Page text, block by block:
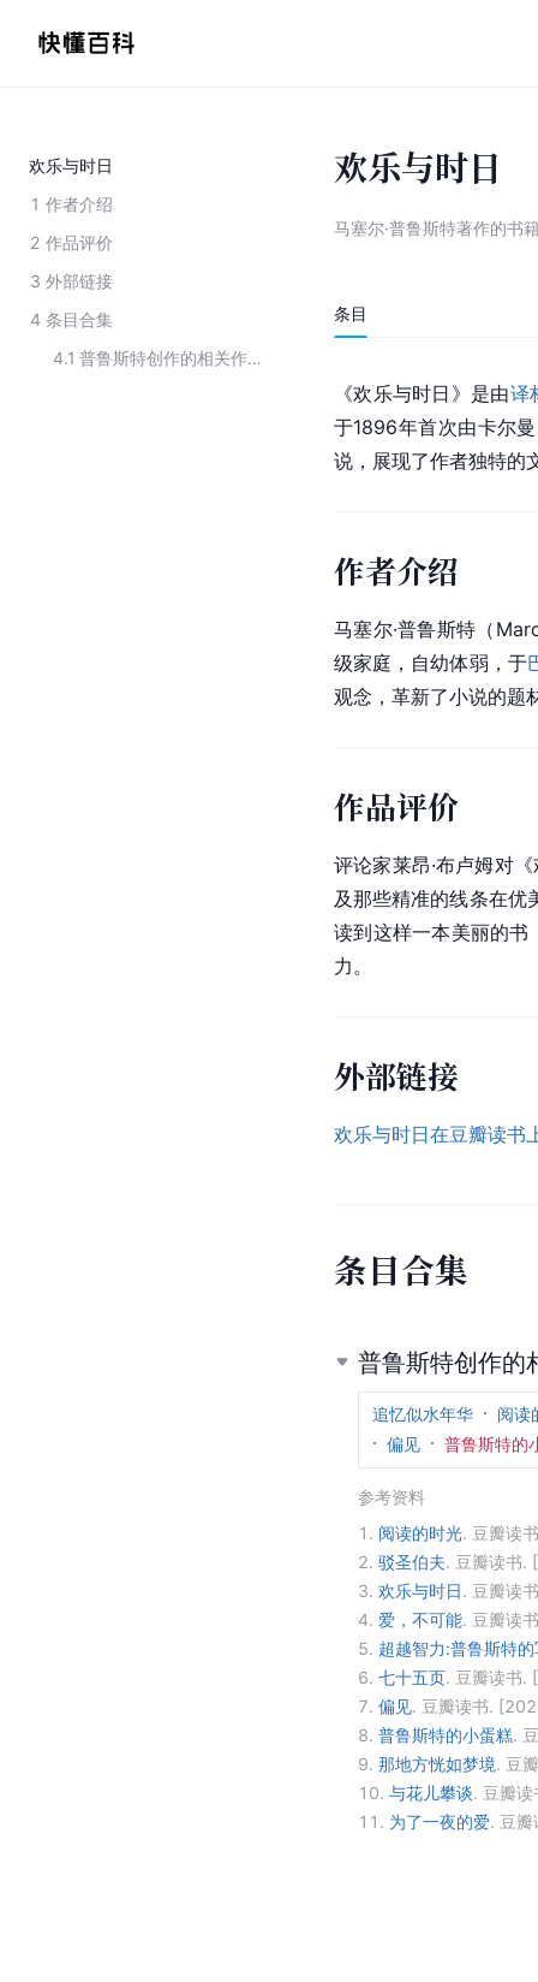
欢乐与时日
1 作者介绍
2 作品评价
3 外部链接
4 条目合集
4.1
普鲁斯特创作的相关作品
欢乐与时日
马塞尔·普鲁斯特著作的书
条目
《欢乐与时日》是由译
于1896年首次由卡尔
说，展现了作者独特的
作者介绍
马塞尔·普鲁斯特（
级家庭，自幼体弱，于
观念，革新了小说的题
作品评价
评论家莱昂·布卢姆对
及那些精准的线条在优
读到这样一本美丽的书
力。
外部链接
欢乐与时日在豆瓣读书
条目合集
普鲁斯特创作的
追忆似水年华
阅读
偏见
普鲁斯特的
参考资料
1. 阅读的时光. 豆瓣读
2. 驳圣伯夫. 豆瓣读书.
3. 欢乐与时日. 豆瓣读
4. 爱，不可能. 豆瓣读
5. 超越智力:普鲁斯特
6. 七十五页. 豆瓣读书.
7. 偏见. 豆瓣读书.
8. 普鲁斯特的小蛋糕.
9. 那地方恍如梦境. 豆
10. 与花儿攀谈. 豆瓣
11. 为了一夜的爱. 豆